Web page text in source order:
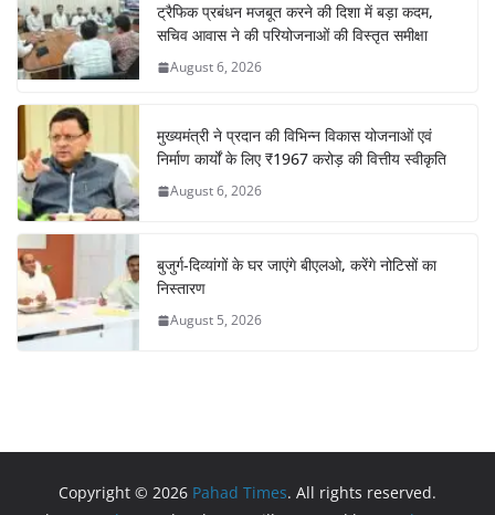
ट्रैफिक प्रबंधन मजबूत करने की दिशा में बड़ा कदम,
सचिव आवास ने की परियोजनाओं की विस्तृत समीक्षा
August 6, 2026
मुख्यमंत्री ने प्रदान की विभिन्न विकास योजनाओं एवं
निर्माण कार्यों के लिए ₹1967 करोड़ की वित्तीय स्वीकृति
August 6, 2026
बुजुर्ग-दिव्यांगों के घर जाएंगे बीएलओ, करेंगे नोटिसों का
निस्तारण
August 5, 2026
Copyright © 2026 Pahad Times. All rights reserved.